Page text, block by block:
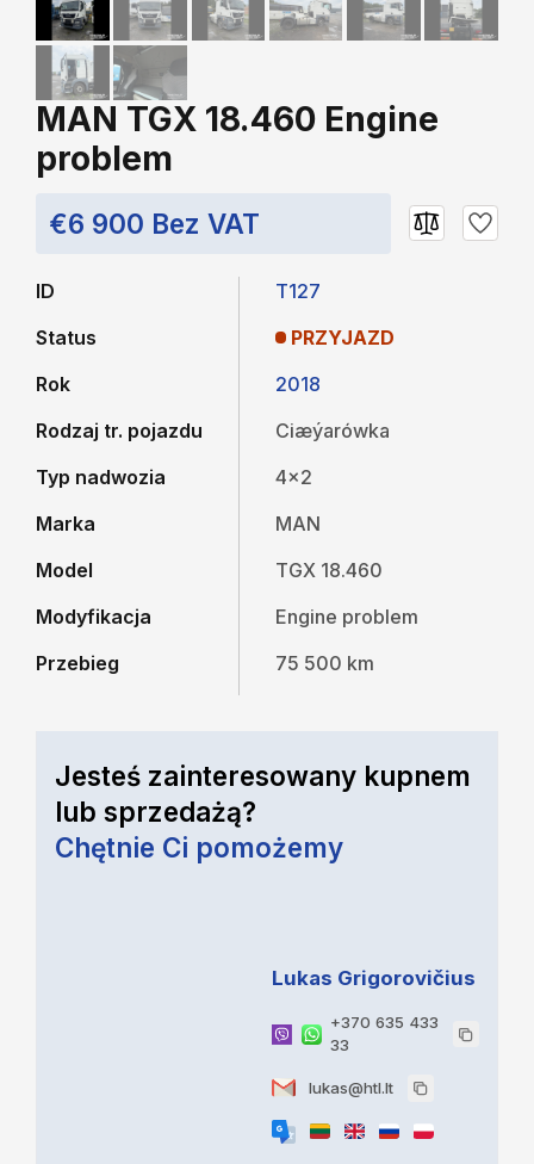
MAN TGX 18.460 Engine
problem
€6 900 Bez VAT
ID
Status
Rok
Rodzaj tr. pojazdu
Typ nadwozia
Marka
Model
Modyfikacja
Przebieg
T127
PRZYJAZD
2018
Ciæýarówka
4x2
MAN
TGX 18.460
Engine problem
75 500 km
Jesteś zainteresowany kupnem
lub sprzedażą?
Chętnie Ci pomożemy
Lukas Grigorovičius
+370 635 433
33
lukas@htl.lt